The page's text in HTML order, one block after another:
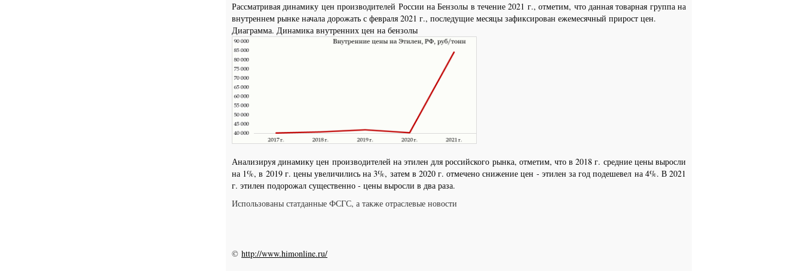
Рассматривая динамику цен производителей России на Бензолы в течение 2021 г., отметим, что данная товарная группа на
внутреннем рынке начала дорожать с февраля 2021 г., последущие месяцы зафиксирован ежемесячный прирост цен.
Диаграмма. Динамика внутренних цен на бензолы
Анализируя динамику цен производителей на этилен для российского рынка, отметим, что в 2018 г. средние цены выросли
на 1%, в 2019 г. цены увеличились на 3%, затем в 2020 г. отмечено снижение цен - этилен за год подешевел на 4%. В 2021
г. этилен подорожал существенно - цены выросли в два раза.
Использованы статданные ФСГС, а также отраслевые новости
© http://www.himonline.ru/